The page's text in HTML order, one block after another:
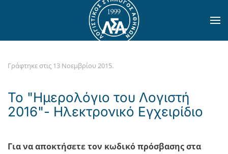
Skip to main content
Γράφτηκε στις 13 Νοεμβρίου 2015.
Το "Ημερολόγιο του Λογιστή
2016"- Ηλεκτρονικό Εγχειρίδιο
Για να αποκτήσετε τον κωδικό πρόσβασης στα